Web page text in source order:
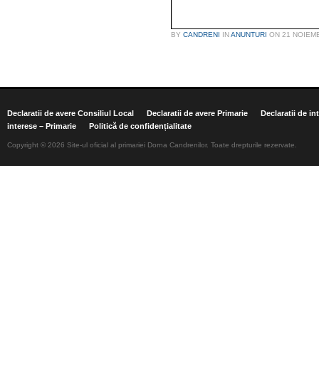
BY CANDRENI INANUNTURI ON 21
Declaratii de avere Consiliul Local Declaratii de avere Primarie
Declaratii de
interese – Primarie
Politică de confidențialitate
Copyright © 2026 Site-ul oficial al primariei Dorna Candrenilor. Toate drepturile rezervate.